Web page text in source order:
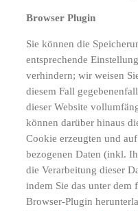
Browser Plugin
Sie können die
entsprechende
verhindern; wir weisen
diesem Fall
dieser Website
können darüber hinaus
Cookie erzeugten und
bezogenen Daten (inkl.
die Verarbeitung dieser
indem Sie das unter
Browser-Plugin